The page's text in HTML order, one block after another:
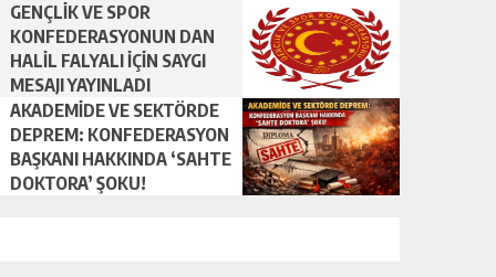
GENÇLİK VE SPOR
KONFEDERASYONUN DAN
HALİL FALYALI İÇİN SAYGI
MESAJI YAYINLADI
AKADEMİDE VE SEKTÖRDE
DEPREM: KONFEDERASYON
BAŞKANI HAKKINDA ‘SAHTE
DOKTORA’ ŞOKU!